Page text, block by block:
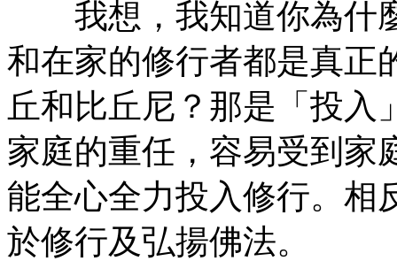
我想，我知道你為什
和在家的修行者都是真正
丘和比丘尼？那是「投入
家庭的重任，容易受到家
能全心全力投入修行。相
於修行及弘揚佛法。